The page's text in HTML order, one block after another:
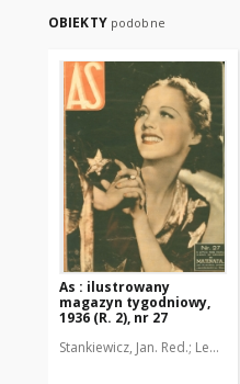
OBIEKTY podobne
As : ilustrowany
magazyn tygodniowy,
1936 (R. 2), nr 27
Stankiewicz, Jan. Red. Leo,